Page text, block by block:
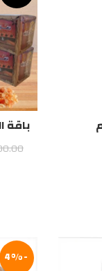
باقة
-4%